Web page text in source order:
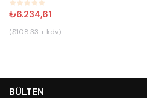
₺6.234,61
($108.33 + kdv)
BÜLTEN